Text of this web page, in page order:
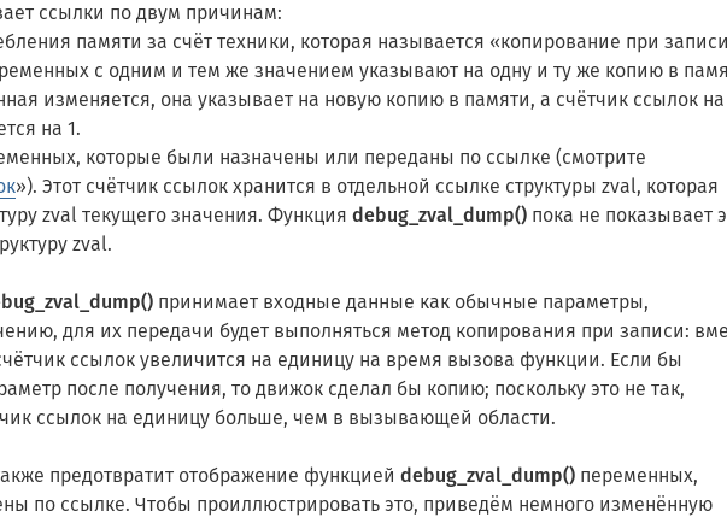
ссылки по двум причинам:
памяти за счёт техники, которая называется «‎копирование при
с одним и тем же значением указывают на одну и ту же копию в
изменяется, она указывает на новую копию в памяти, а счётчик ссылок на
на 1.
которые были назначены или переданы по ссылке (смотрите
»). Этот счётчик ссылок хранится в отдельной ссылке структуры zval, которая
zval текущего значения. Функция debug_zval_dump() пока не показывает
zval.
принимает входные данные как обычные параметры,
для их передачи будет выполняться метод копирования при записи:
ссылок увеличится на единицу на время вызова функции. Если бы
после получения, то движок сделал бы копию; поскольку это не так,
ссылок на единицу больше, чем в вызывающей области.
предотвратит отображение функцией debug_zval_dump() переменных,
по ссылке. Чтобы проиллюстрировать это, приведём немного изменённую